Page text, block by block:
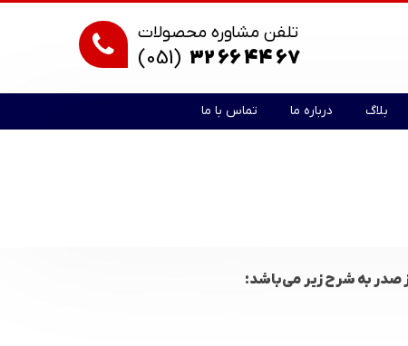
تلفن مشاوره محصولات
(051) 32 66 44 67
بلاگ درباره ما تماس با ما
صدر به شرح زیر می‌باشد: